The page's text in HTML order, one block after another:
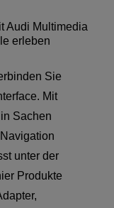
Audi Multimedia
erleben
Sie
Mit
Sachen
unter der
Produkte